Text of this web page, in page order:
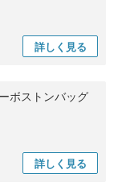
詳しく 見る
ボストンバッグ
詳しく 見る